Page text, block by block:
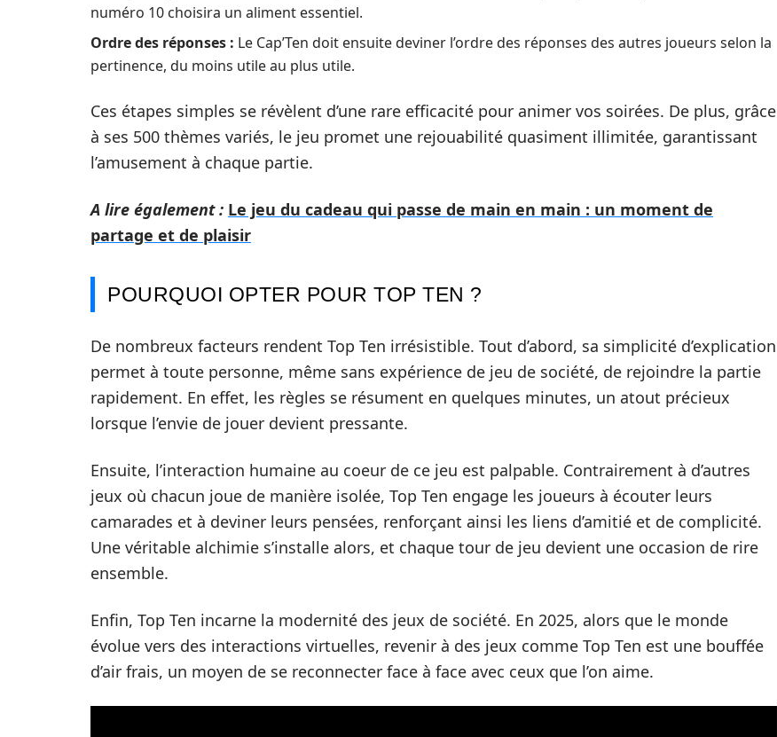
numéro 10 choisira un aliment essentiel.
Ordre des réponses : Le Cap’Ten doit ensuite deviner l’ordre des réponses des autres joueurs selon la
pertinence, du moins utile au plus utile.
Ces étapes simples se révèlent d’une rare efficacité pour animer vos soirées. De plus, grâce
à ses 500 thèmes variés, le jeu promet une rejouabilité quasiment illimitée, garantissant
l’amusement à chaque partie.
A lire également : Le jeu du cadeau qui passe de main en main : un moment de
partage et de plaisir
POURQUOI OPTER POUR TOP TEN ?
De nombreux facteurs rendent Top Ten irrésistible. Tout d’abord, sa simplicité d’explication
permet à toute personne, même sans expérience de jeu de société, de rejoindre la partie
rapidement. En effet, les règles se résument en quelques minutes, un atout précieux
lorsque l’envie de jouer devient pressante.
Ensuite, l’interaction humaine au coeur de ce jeu est palpable. Contrairement à d’autres
jeux où chacun joue de manière isolée, Top Ten engage les joueurs à écouter leurs
camarades et à deviner leurs pensées, renforçant ainsi les liens d’amitié et de complicité.
Une véritable alchimie s’installe alors, et chaque tour de jeu devient une occasion de rire
ensemble.
Enfin, Top Ten incarne la modernité des jeux de société. En 2025, alors que le monde
évolue vers des interactions virtuelles, revenir à des jeux comme Top Ten est une bouffée
d’air frais, un moyen de se reconnecter face à face avec ceux que l’on aime.